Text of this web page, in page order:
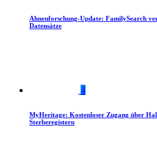
Ahnenforschung-Update: FamilySearch
Datensätze
4
MyHeritage: Kostenloser Zugang über
Sterberegistern